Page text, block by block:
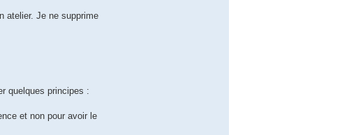
atelier. Je ne supprime
quelques principes :
et non pour avoir le